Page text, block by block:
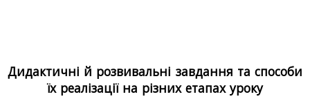
Дидактичні й розвивальні завдання та способи
їх реалізації на різних етапах уроку